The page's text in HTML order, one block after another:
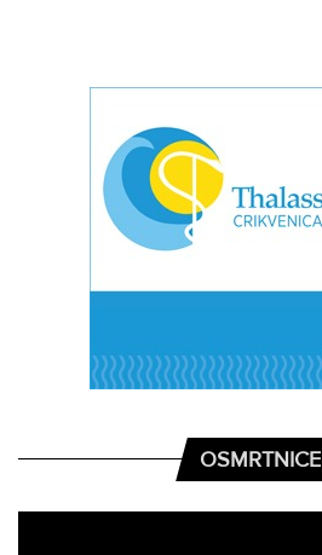
OSMRTNICE